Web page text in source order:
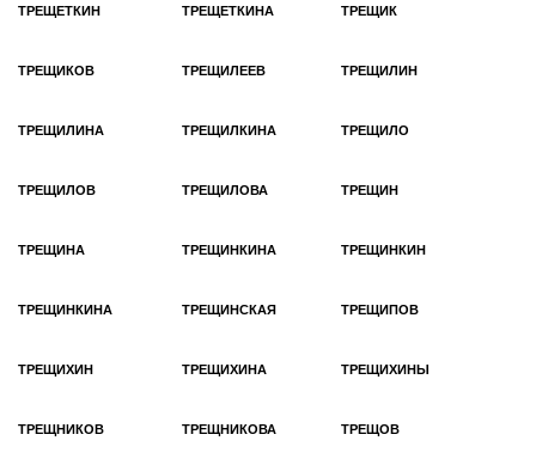
ТРЕЩЕТКИН ТРЕЩЕТКИНА ТРЕЩИК
ТРЕЩИКОВ ТРЕЩИЛЕЕВ ТРЕЩИЛИН
ТРЕЩИЛИНА ТРЕЩИЛКИНА ТРЕЩИЛО
ТРЕЩИЛОВ ТРЕЩИЛОВА ТРЕЩИН
ТРЕЩИНА ТРЕЩИНКИНА ТРЕЩИНКИН
ТРЕЩИНКИНА ТРЕЩИНСКАЯ ТРЕЩИПОВ
ТРЕЩИХИН ТРЕЩИХИНА ТРЕЩИХИНЫ
ТРЕЩНИКОВ ТРЕЩНИКОВА ТРЕЩОВ